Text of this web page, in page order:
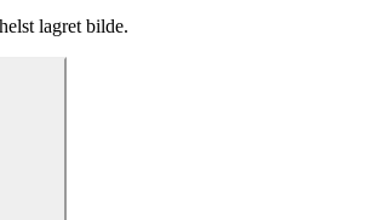
lagret bilde.